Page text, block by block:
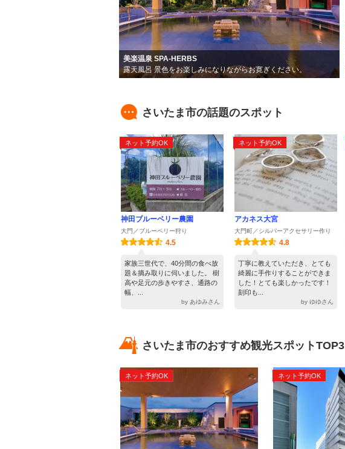
美楽温泉 SPA-HERBS
露天風呂 景色をお楽しみになりながらお寛ぎください。
さいたま市の話題のスポット
ネット予約OK
神田ブルーベリー農園
大門／ブルーベリー狩り
4.5
家族三世代で、40分間の食べ放
題＆摘み取りに伺いました。 樹
高や足元の歩きやすさ、通路の
幅、...
by あゆみさん
ネット予約OK
アカネス大宮
大門町／シルバーアクセサリー作り
4.8
丁寧に教えていただき、とても
綺麗に手作りすることができま
した！とても楽しかったです！
刻印も...
by ゆゆさん
さいたま市のおすすめ観光スポットTOP3
ネット予約OK ネット予約OK